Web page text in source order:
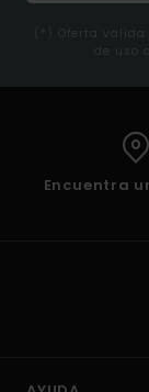
(*) Oferta
de uso
Encuentra